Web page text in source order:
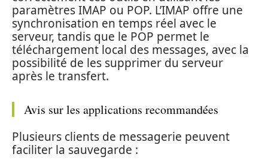
paramètres IMAP ou POP. L’IMAP offre une
synchronisation en temps réel avec le
serveur, tandis que le POP permet le
téléchargement local des messages, avec la
possibilité de les supprimer du serveur
après le transfert.
Avis sur les applications recommandées
Plusieurs clients de messagerie peuvent
faciliter la sauvegarde :